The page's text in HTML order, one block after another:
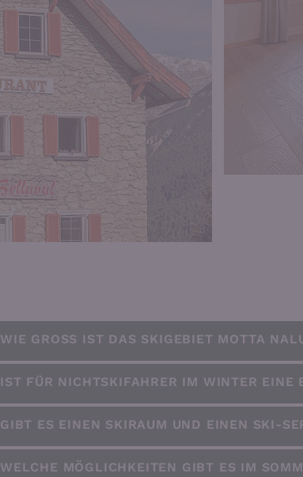
WIE GROSS IST DAS SKIGEBIET MOTTA
IST FÜR NICHTSKIFAHRER IM WINTER EINE
GIBT ES EINEN SKIRAUM UND EINEN SKI-
WELCHE MÖGLICHKEITEN GIBT ES IM